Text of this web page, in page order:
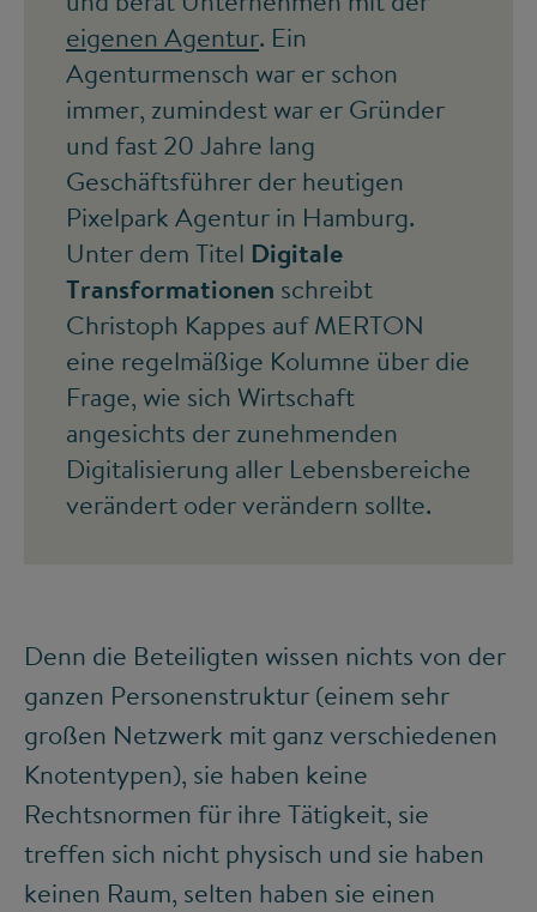
eigenen Agentur. Ein
Agenturmensch war er schon
immer, zumindest war er Gründer
und fast 20 Jahre lang
Geschäftsführer der heutigen
Pixelpark Agentur in Hamburg.
Unter dem Titel Digitale
Transformationen schreibt
Christoph Kappes auf MERTON
eine regelmäßige Kolumne über die
Frage, wie sich Wirtschaft
angesichts der zunehmenden
Digitalisierung aller Lebensbereiche
verändert oder verändern sollte.
Denn die Beteiligten wissen nichts von der
ganzen Personenstruktur (einem sehr
großen Netzwerk mit ganz verschiedenen
Knotentypen), sie haben keine
Rechtsnormen für ihre Tätigkeit, sie
treffen sich nicht physisch und sie haben
keinen Raum, selten haben sie einen